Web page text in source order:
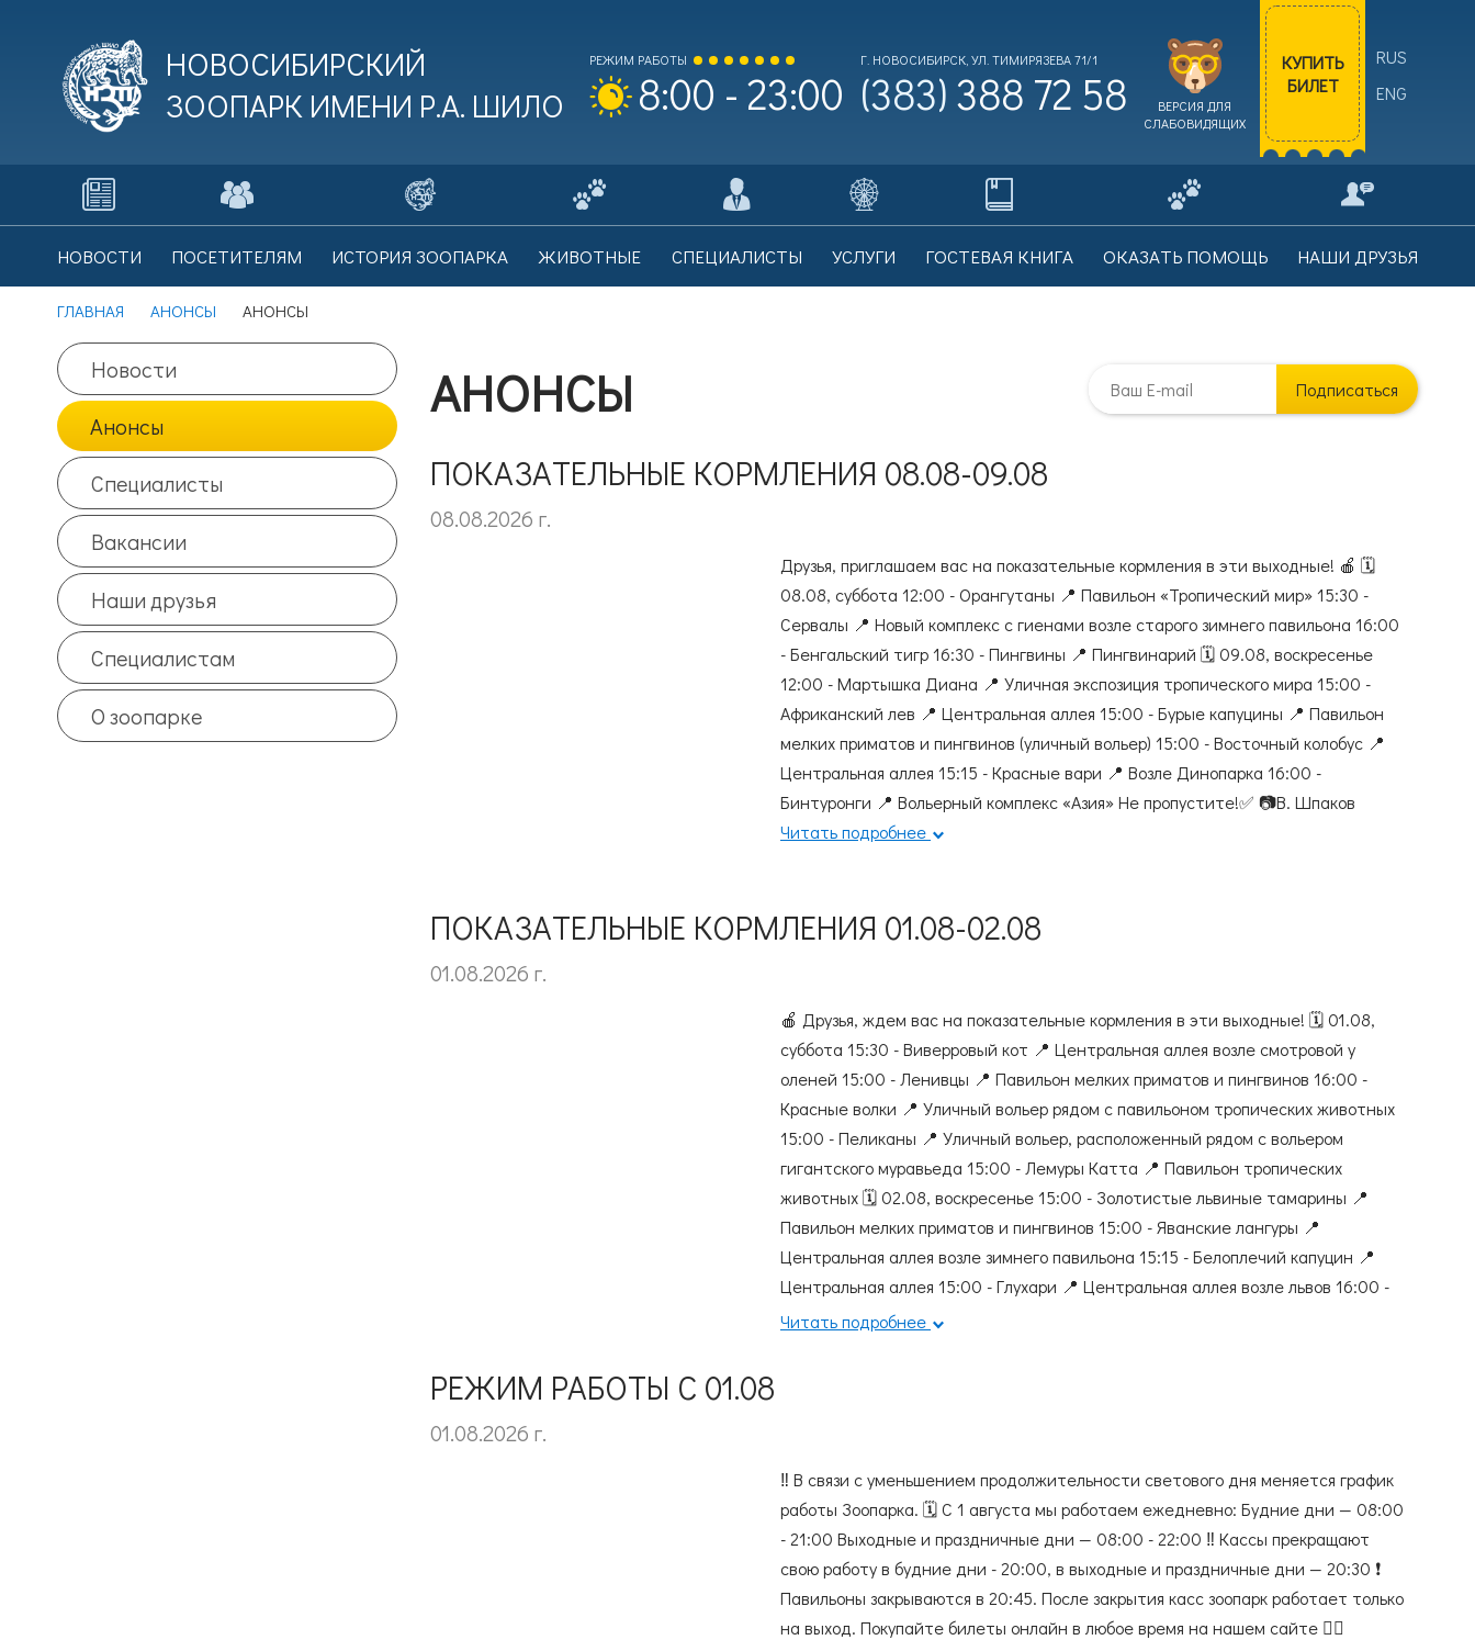
НОВОСИБИРСКИЙ
ЗООПАРК ИМЕНИ Р.А. ШИЛО
РЕЖИМ РАБОТЫ
8:00 - 23:00
Г. НОВОСИБИРСК, УЛ. ТИМИРЯЗЕВА 71/1
(383) 388 72 58
ВЕРСИЯ ДЛЯ
СЛАБОВИДЯЩИХ
RUS
ENG
КУПИТЬ
БИЛЕТ
Входной билет Взрослый 0
Цена билета: 700 рублей.
Входной билет Льготный
Согласие на обработку
правилами покупки электронных билетов
НОВОСТИ ПОСЕТИТЕЛЯМ ИСТОРИЯ ЗООПАРКА ЖИВОТНЫЕ СПЕЦИАЛИСТЫ УСЛУГИ ГОСТЕВАЯ КНИГА ОКАЗАТЬ ПОМОЩЬ НАШИ ДРУЗЬЯ
ГЛАВНАЯ АНОНСЫ АНОНСЫ
Новости
Анонсы
Специалисты
Вакансии
Наши друзья
Специалистам
О зоопарке
АНОНСЫ Подписаться
ПОКАЗАТЕЛЬНЫЕ КОРМЛЕНИЯ 08.08-09.08
08.08.2026 г.
Друзья, приглашаем вас на показательные кормления в эти выходные! 🍎 🗓️
08.08, суббота 12:00 - Орангутаны 📍 Павильон «Тропический мир» 15:30 -
Сервалы 📍 Новый комплекс с гиенами возле старого зимнего павильона 16:00
- Бенгальский тигр 16:30 - Пингвины 📍 Пингвинарий 🗓️ 09.08, воскресенье
12:00 - Мартышка Диана 📍 Уличная экспозиция тропического мира 15:00 -
Африканский лев 📍 Центральная аллея 15:00 - Бурые капуцины 📍 Павильон
мелких приматов и пингвинов (уличный вольер) 15:00 - Восточный колобус 📍
Центральная аллея 15:15 - Красные вари 📍 Возле Динопарка 16:00 -
Бинтуронги 📍 Вольерный комплекс «Азия» Не пропустите!✅ 📷В. Шпаков
Читать подробнее
ПОКАЗАТЕЛЬНЫЕ КОРМЛЕНИЯ 01.08-02.08
01.08.2026 г.
🍎 Друзья, ждем вас на показательные кормления в эти выходные! 🗓️ 01.08,
суббота 15:30 - Виверровый кот 📍 Центральная аллея возле смотровой у
оленей 15:00 - Ленивцы 📍 Павильон мелких приматов и пингвинов 16:00 -
Красные волки 📍 Уличный вольер рядом с павильоном тропических животных
15:00 - Пеликаны 📍 Уличный вольер, расположенный рядом с вольером
гигантского муравьеда 15:00 - Лемуры Катта 📍 Павильон тропических
животных 🗓️ 02.08, воскресенье 15:00 - Золотистые львиные тамарины 📍
Павильон мелких приматов и пингвинов 15:00 - Яванские лангуры 📍
Центральная аллея возле зимнего павильона 15:15 - Белоплечий капуцин 📍
Центральная аллея 15:00 - Глухари 📍 Центральная аллея возле львов 16:00 -
Харзы 📍 Аллея к комплексу Азия 15:00 - Капибара 📍 Комплекс муравьедов и
Читать подробнее
РЕЖИМ РАБОТЫ С 01.08
01.08.2026 г.
‼️ В связи с уменьшением продолжительности светового дня меняется график
работы Зоопарка. 🗓️ С 1 августа мы работаем ежедневно: Будние дни — 08:00
- 21:00 Выходные и праздничные дни — 08:00 - 22:00 ‼️ Кассы прекращают
свою работу в будние дни - 20:00, в выходные и праздничные дни — 20:30 ❗️
Павильоны закрываются в 20:45. После закрытия касс зоопарк работает только
на выход. Покупайте билеты онлайн в любое время на нашем сайте 👉🏻